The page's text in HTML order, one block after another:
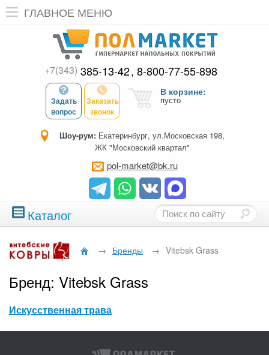
ГЛАВНОЕ МЕНЮ
+7(343) 385-13-42 8-800-77-55-898
Задать
вопрос
Заказать
звонок
В корзине:
пусто
Шоу-рум: Екатеринбург, ул.Московская 198,
ЖК "Московский квартал"
pol-market@bk.ru
Каталог
→ Бренды → Vitebsk Grass
Бренд: Vitebsk Grass
Искусственная трава